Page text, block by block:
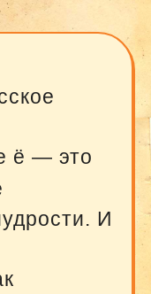
ё — это
И